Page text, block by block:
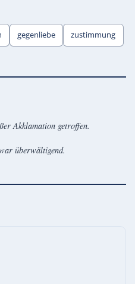
gegenliebe zustimmung
Akklamation getroffen.
überwältigend.